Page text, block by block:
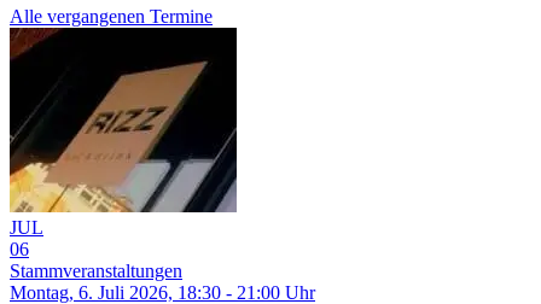
Alle vergangenen Termine
JUL
06
Stammveranstaltungen
Montag, 6. Juli 2026, 18:30 - 21:00 Uhr